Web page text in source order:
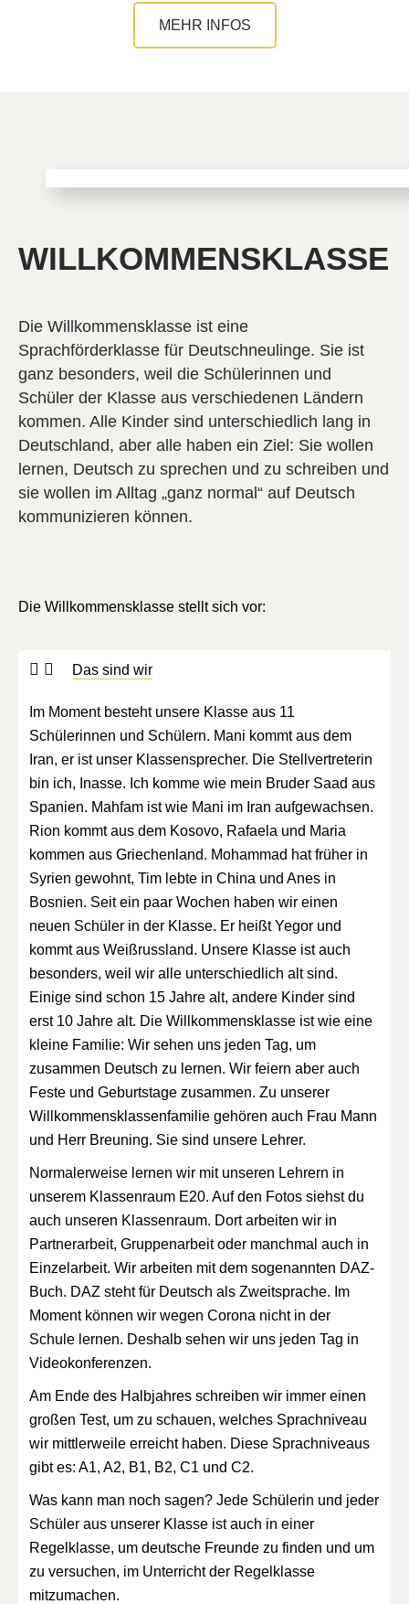
MEHR INFOS
WILLKOMMENSKLASSE
Die Willkommensklasse ist eine
Sprachförderklasse für Deutschneulinge. Sie ist
ganz besonders, weil die Schülerinnen und
Schüler der Klasse aus verschiedenen Ländern
kommen. Alle Kinder sind unterschiedlich lang in
Deutschland, aber alle haben ein Ziel: Sie wollen
lernen, Deutsch zu sprechen und zu schreiben und
sie wollen im Alltag „ganz normal“ auf Deutsch
kommunizieren können.
Die Willkommensklasse stellt sich vor:
Das sind wir
Im Moment besteht unsere Klasse aus 11
Schülerinnen und Schülern. Mani kommt aus dem
Iran, er ist unser Klassensprecher. Die Stellvertreterin
bin ich, Inasse. Ich komme wie mein Bruder Saad aus
Spanien. Mahfam ist wie Mani im Iran aufgewachsen.
Rion kommt aus dem Kosovo, Rafaela und Maria
kommen aus Griechenland. Mohammad hat früher in
Syrien gewohnt, Tim lebte in China und Anes in
Bosnien. Seit ein paar Wochen haben wir einen
neuen Schüler in der Klasse. Er heißt Yegor und
kommt aus Weißrussland. Unsere Klasse ist auch
besonders, weil wir alle unterschiedlich alt sind.
Einige sind schon 15 Jahre alt, andere Kinder sind
erst 10 Jahre alt. Die Willkommensklasse ist wie eine
kleine Familie: Wir sehen uns jeden Tag, um
zusammen Deutsch zu lernen. Wir feiern aber auch
Feste und Geburtstage zusammen. Zu unserer
Willkommensklassenfamilie gehören auch Frau Mann
und Herr Breuning. Sie sind unsere Lehrer.
Normalerweise lernen wir mit unseren Lehrern in
unserem Klassenraum E20. Auf den Fotos siehst du
auch unseren Klassenraum. Dort arbeiten wir in
Partnerarbeit, Gruppenarbeit oder manchmal auch in
Einzelarbeit. Wir arbeiten mit dem sogenannten DAZ-
Buch. DAZ steht für Deutsch als Zweitsprache. Im
Moment können wir wegen Corona nicht in der
Schule lernen. Deshalb sehen wir uns jeden Tag in
Videokonferenzen.
Am Ende des Halbjahres schreiben wir immer einen
großen Test, um zu schauen, welches Sprachniveau
wir mittlerweile erreicht haben. Diese Sprachniveaus
gibt es: A1, A2, B1, B2, C1 und C2.
Was kann man noch sagen? Jede Schülerin und jeder
Schüler aus unserer Klasse ist auch in einer
Regelklasse, um deutsche Freunde zu finden und um
zu versuchen, im Unterricht der Regelklasse
mitzumachen.